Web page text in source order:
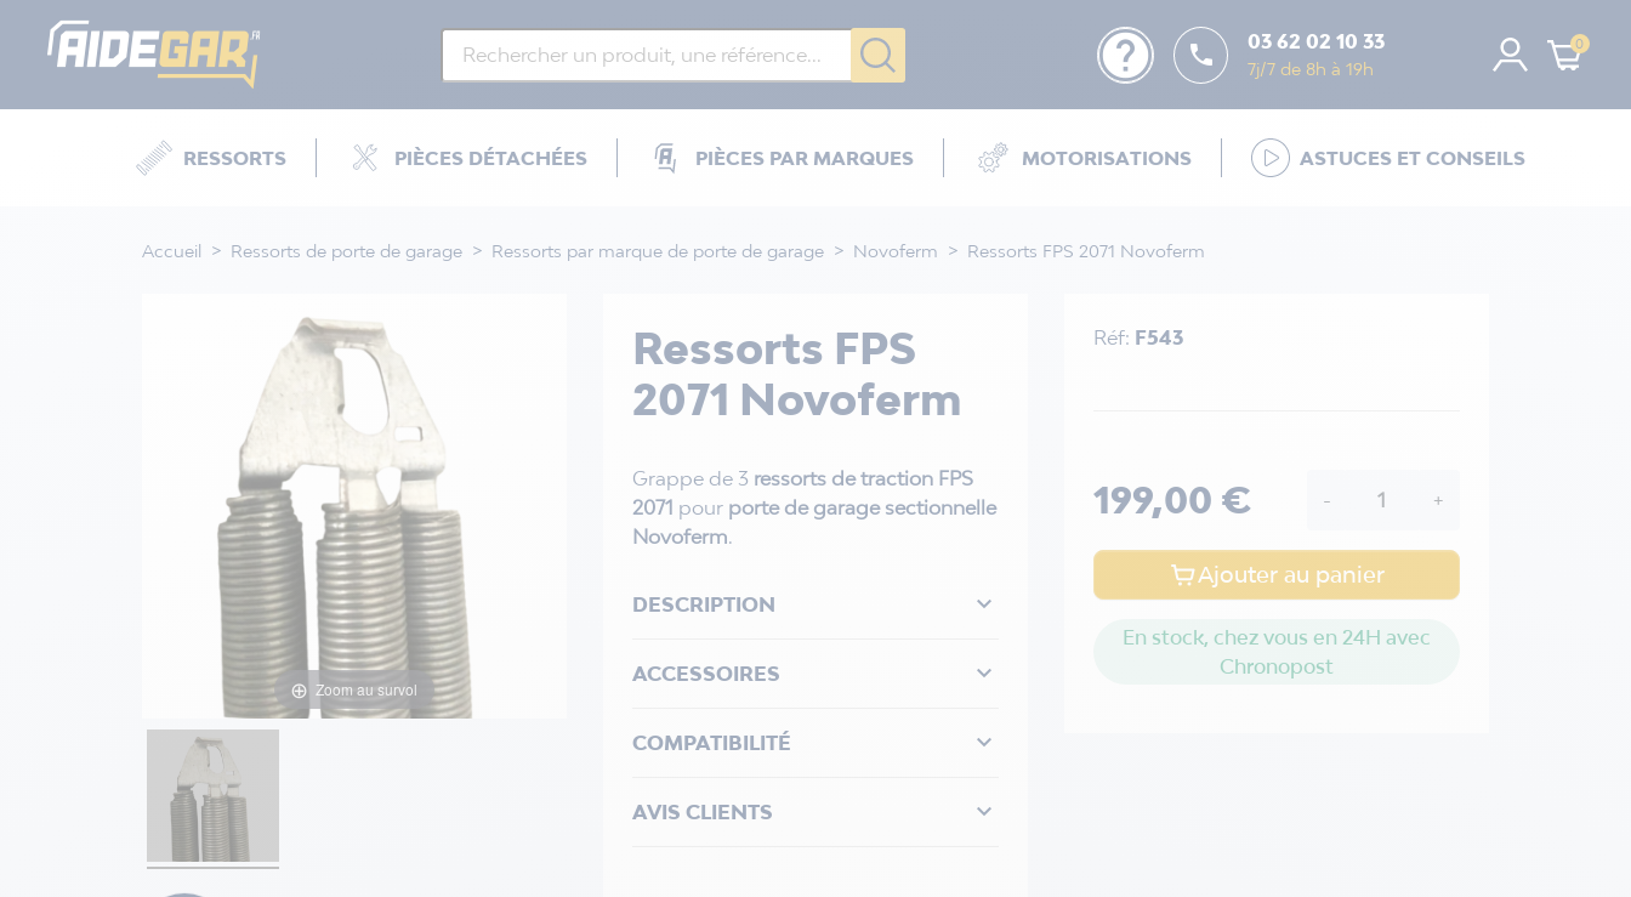
help  03 62 02 10 33
7j/7 de 8h à 19h
0
RESSORTS PIÈCES DÉTACHÉES PIÈCES PAR MARQUES MOTORISATIONS ASTUCES ET CONSEILS
Accueil Ressorts de porte de garage Ressorts par marque de porte de garage Novoferm Ressorts FPS 2071 Novoferm
Zoom au survol
Ressorts FPS
2071 Novoferm
Grappe de 3 ressorts de traction FPS
2071 pour porte de garage sectionnelle
Novoferm.
DESCRIPTION 
ACCESSOIRES 
COMPATIBILITÉ 
AVIS CLIENTS 
Réf: F543
199,00 € - +
Ajouter au panier
En stock, chez vous en 24H avec
Chronopost